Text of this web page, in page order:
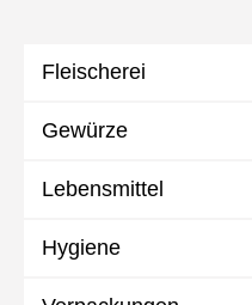
Fleischerei
Gewürze
Lebensmittel
Hygiene